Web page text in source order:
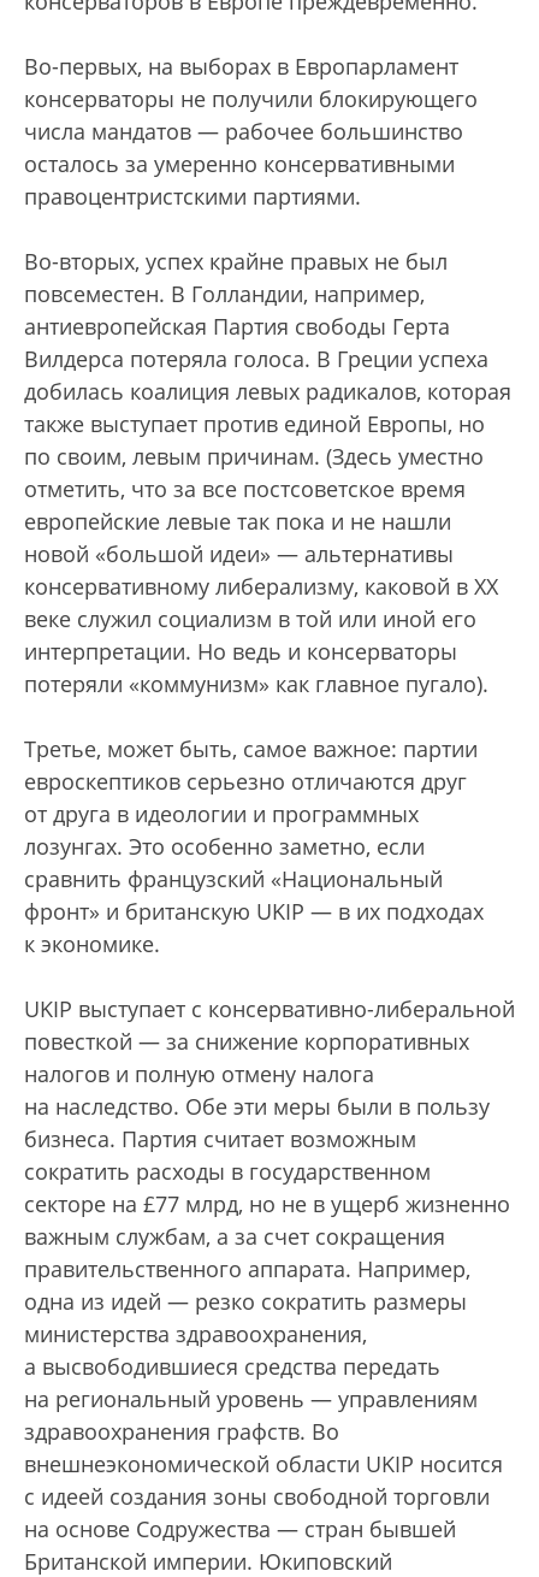
Во-первых, на выборах в Европарламент
консерваторы не получили блокирующего
числа мандатов — рабочее большинство
осталось за умеренно консервативными
правоцентристскими партиями.
Во-вторых, успех крайне правых не был
повсеместен. В Голландии, например,
антиевропейская Партия свободы Герта
Вилдерса потеряла голоса. В Греции успеха
добилась коалиция левых радикалов, которая
также выступает против единой Европы, но
по своим, левым причинам. (Здесь уместно
отметить, что за все постсоветское время
европейские левые так пока и не нашли
новой «большой идеи» — альтернативы
консервативному либерализму, каковой в XX
веке служил социализм в той или иной его
интерпретации. Но ведь и консерваторы
потеряли «коммунизм» как главное пугало).
Третье, может быть, самое важное: партии
евроскептиков серьезно отличаются друг
от друга в идеологии и программных
лозунгах. Это особенно заметно, если
сравнить французский «Национальный
фронт» и британскую UKIP — в их подходах
к экономике.
UKIP выступает с консервативно-либеральной
повесткой — за снижение корпоративных
налогов и полную отмену налога
на наследство. Обе эти меры были в пользу
бизнеса. Партия считает возможным
сократить расходы в государственном
секторе на £77 млрд, но не в ущерб жизненно
важным службам, а за счет сокращения
правительственного аппарата. Например,
одна из идей — резко сократить размеры
министерства здравоохранения,
а высвободившиеся средства передать
на региональный уровень — управлениям
здравоохранения графств. Во
внешнеэкономической области UKIP носится
с идеей создания зоны свободной торговли
на основе Содружества — стран бывшей
Британской империи. Юкиповский